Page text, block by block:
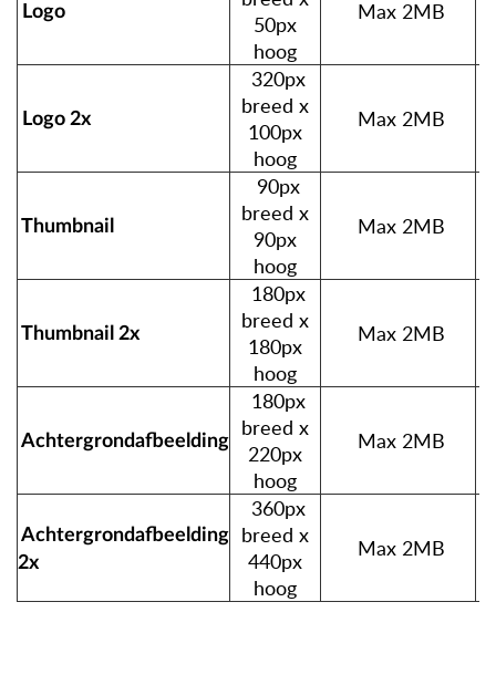
Logo
50px
hoog
Max 2MB
Logo 2x
320px
breed x
100px
hoog
Max 2MB
Thumbnail
90px
breed x
90px
hoog
Max 2MB
Thumbnail 2x
180px
breed x
180px
hoog
Max 2MB
Achtergrondafbeelding
180px
breed x
220px
hoog
Max 2MB
Achtergrondafbeelding
2x
360px
breed x
440px
hoog
Max 2MB